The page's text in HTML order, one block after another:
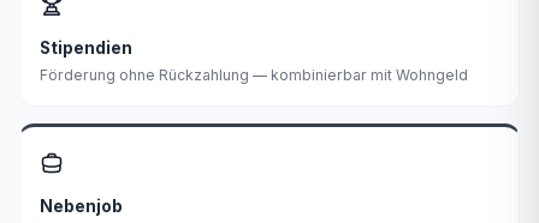
Stipendien
Förderung ohne Rückzahlung — kombinierbar mit Wohngeld
Nebenjob